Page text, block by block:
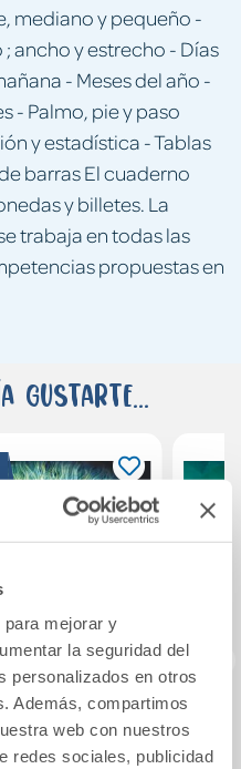
mejorar y
la seguridad del
personalizados en otros
Además, compartimos
web con nuestros
redes sociales, publicidad
mediano y pequeño -
ancho y estrecho - Días
- Meses del año -
- Palmo, pie y paso
y estadística - Tablas
barras El cuaderno
y billetes. La
trabaja en todas las
propuestas en
gustarte...
Biología y
Geología. 3